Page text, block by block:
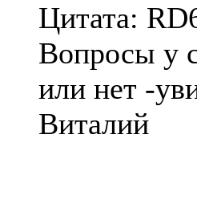
Цитата:
Вопросы у
или нет -
Виталий